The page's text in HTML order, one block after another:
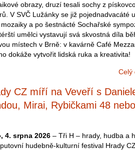
obrazy, druzí tesali sochy z
V SVČ Lužánky se již pojednadvacáté
a po šestnácté Sochařské
umělci vystavují svá skvostná díla
místech v Brně: v kavárně Café
dokáže vytvořit lidská ruka a kreativita!
Celý
CZ míří na Veveří s
Mirai, Rybičkami 48
4. srpna 2026 – Tři H – hrady, hudba a
hudebně-kulturní festival Hrady
je městem známým pro zajímavé
divadla a univerzity. Mimo jiné
kde si můžete legálně a bezpečně
kasinové hry. V neustále kvetoucí
naleznete širokou nabídku her
až po moderní automaty jak pro